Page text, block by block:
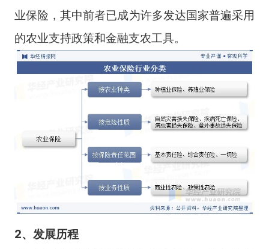
业保险，其中前者已成为许多发达国家普遍采用
的农业支持政策和金融支农工具。
2、发展历程